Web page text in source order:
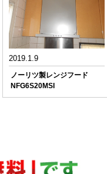
2019.1.9
ノーリツ製レンジフード
NFG6S20MSI